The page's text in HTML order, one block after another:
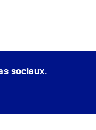
sociaux.